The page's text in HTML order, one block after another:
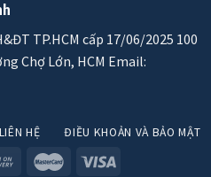
TP.HCM cấp 17/06/2025 100
Chợ Lớn, HCM Email:
LIÊN HỆ ĐIỀU KHOẢN VÀ BẢO MẬT